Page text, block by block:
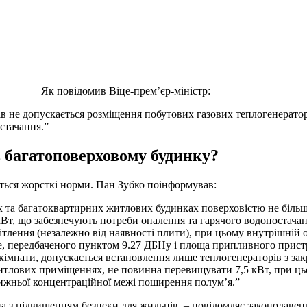
Як повідомив Віце-прем’єр-міністр:
допускається розміщення побутових газових
будинку?
жорсткі норми. Пан Зубко поінформував:
багатоквартирних житлових будинках поверховістю не
що забезпечують потреби опалення та гарячого
(незалежно від наявності плити), при цьому внутрішній
передбаченого пунктом 9.27 ДБНу і площа припливного
допускається встановлення лише теплогенераторів з
приміщеннях, не повинна перевищувати 7,5 кВт, при
концентраційної межі поширення полум’я.”